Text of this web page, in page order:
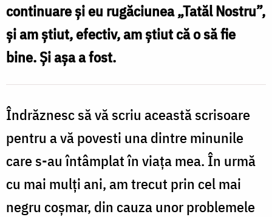
rugăciunea
„Tatăl
Nostru”
/
Foto:
continuare și eu rugăciunea „Tatăl Nostru”,
și am știut, efectiv, am știut că o să fie
bine. Și așa a fost.
Îndrăznesc să vă scriu această scrisoare
pentru a vă povesti una dintre minunile
care s-au întâmplat în viața mea. În urmă
cu mai mulți ani, am trecut prin cel mai
negru coșmar, din cauza unor problemele